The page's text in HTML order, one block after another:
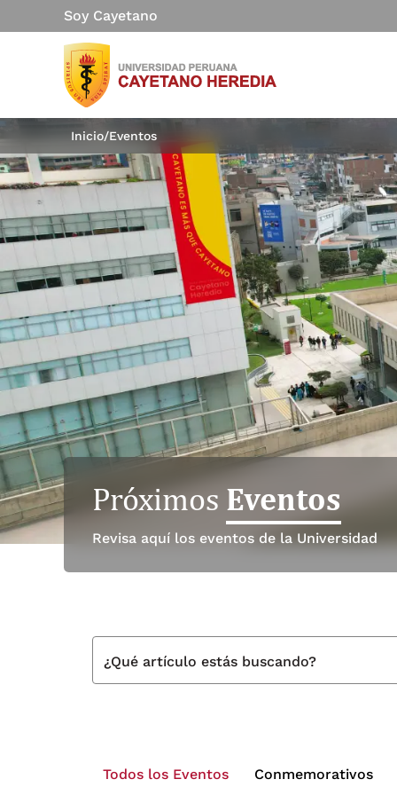
Soy Cayetano
Inicio/Eventos
Próximos Eventos
Revisa aquí los eventos de la Universidad
¿Qué artículo estás buscando?
Todos los Eventos Conmemorativos